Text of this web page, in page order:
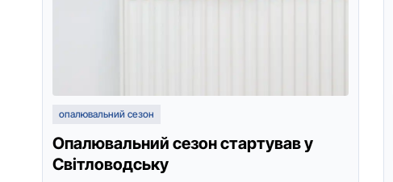
опалювальний сезон
Опалювальний сезон стартував у
Світловодську